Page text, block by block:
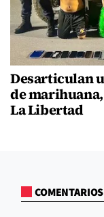
Desarticulan
de
La Libertad
COMENTARIOS